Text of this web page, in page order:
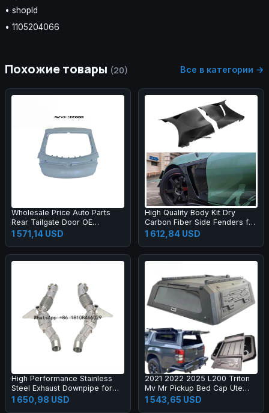
• shopId
• 1105204066
Похожие товары (20) Все в категории →
Wholesale Price Auto Parts
Rear Tailgate Door OE
11H827025C Parts Rear Trunk
1 571,14 USD
High Quality Body Kit Dry
Carbon Fiber Side Fenders for
supra A90
1 612,84 USD
High Performance Stainless
Steel Exhaust Downpipe for
Ferrari F8
1 650,98 USD
2021 2022 2025 L200 Triton
Mv Mr Pickup Bed Cap Ute
Hardtop Topper Aluminium
Camper Shell Truck Canopy
1 543,65 USD